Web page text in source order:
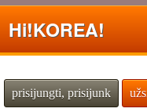
Hi!KOREA!
prisijungti, prisijunk